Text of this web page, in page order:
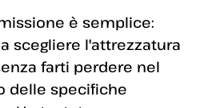
è semplice:
scegliere l'attrezzatura
farti perdere nel
delle specifiche